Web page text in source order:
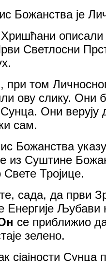
Божанства је
описали
Светлосни
при том
ову слику. Они
Они верују
сам.
Божанства
из Суштине
Тројице.
сада, да први
Енергије Љубави
се приближио
зелено.
сјајности